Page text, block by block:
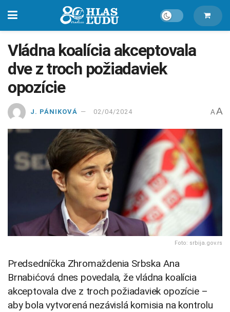
Vládna koalícia akceptovala
dve z troch požiadaviek
opozície
J. PÁNIKOVÁ 02/04/2024 A A
Foto: srbija.gov.rs
Predsedníčka Zhromaždenia Srbska Ana
Brnabićová dnes povedala, že vládna koalícia
akceptovala dve z troch požiadaviek opozície –
aby bola vytvorená nezávislá komisia na kontrolu